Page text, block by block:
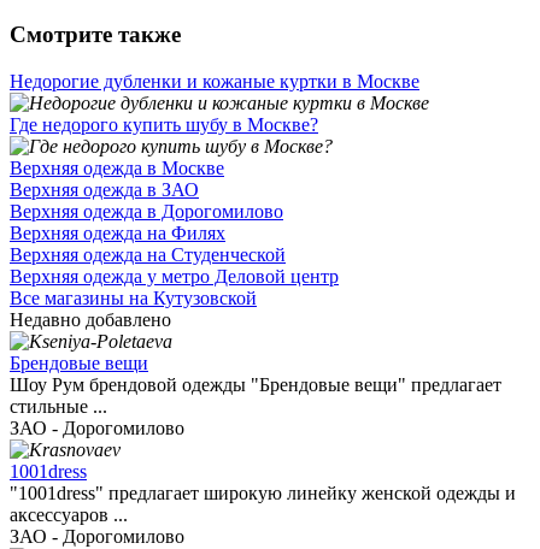
Смотрите также
Недорогие дубленки и кожаные куртки в Москве
Где недорого купить шубу в Москве?
Верхняя одежда в Москве
Верхняя одежда в ЗАО
Верхняя одежда в Дорогомилово
Верхняя одежда на Филях
Верхняя одежда на Студенческой
Верхняя одежда у метро Деловой центр
Все магазины на Кутузовской
Недавно добавлено
Брендовые вещи
Шоу Рум брендовой одежды "Брендовые вещи" предлагает
стильные ...
ЗАО - Дорогомилово
1001dress
"1001dress" предлагает широкую линейку женской одежды и
аксессуаров ...
ЗАО - Дорогомилово